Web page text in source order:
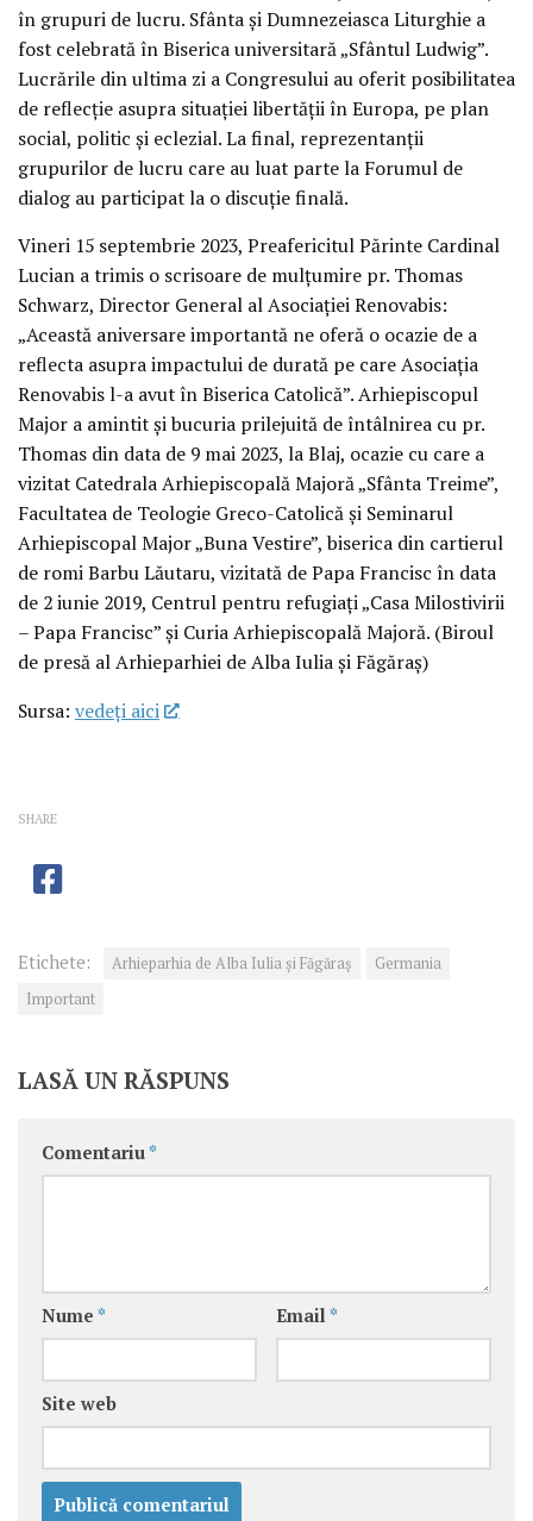
în grupuri de lucru. Sfânta și Dumnezeiasca Liturghie a
fost celebrată în Biserica universitară „Sfântul Ludwig”.
Lucrările din ultima zi a Congresului au oferit posibilitatea
de reflecție asupra situației libertății în Europa, pe plan
social, politic și eclezial. La final, reprezentanții
grupurilor de lucru care au luat parte la Forumul de
dialog au participat la o discuție finală.
Vineri 15 septembrie 2023, Preafericitul Părinte Cardinal
Lucian a trimis o scrisoare de mulțumire pr. Thomas
Schwarz, Director General al Asociației Renovabis:
„Această aniversare importantă ne oferă o ocazie de a
reflecta asupra impactului de durată pe care Asociația
Renovabis l-a avut în Biserica Catolică”. Arhiepiscopul
Major a amintit și bucuria prilejuită de întâlnirea cu pr.
Thomas din data de 9 mai 2023, la Blaj, ocazie cu care a
vizitat Catedrala Arhiepiscopală Majoră „Sfânta Treime”,
Facultatea de Teologie Greco-Catolică și Seminarul
Arhiepiscopal Major „Buna Vestire”, biserica din cartierul
de romi Barbu Lăutaru, vizitată de Papa Francisc în data
de 2 iunie 2019, Centrul pentru refugiați „Casa Milostivirii
– Papa Francisc” și Curia Arhiepiscopală Majoră. (Biroul
de presă al Arhieparhiei de Alba Iulia și Făgăraș)
Sursa: vedeţi aici
SHARE
Etichete: Arhieparhia de Alba Iulia și Făgăraș
Germania
Important
LASĂ UN RĂSPUNS
Comentariu *
Nume * Email *
Site web